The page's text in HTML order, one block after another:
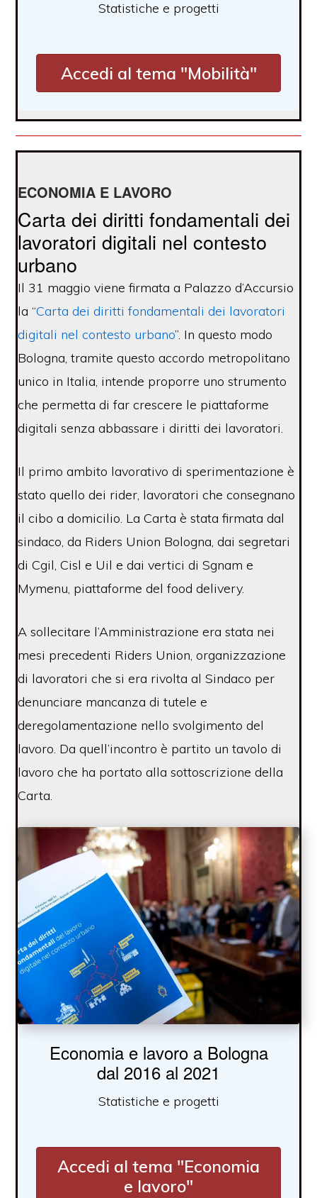
Statistiche e progetti
Accedi al tema "Mobilità"
ECONOMIA E LAVORO
Carta dei diritti fondamentali dei
lavoratori digitali nel contesto
urbano
Il 31 maggio viene firmata a Palazzo d’Accursio
la “Carta dei diritti fondamentali dei lavoratori
digitali nel contesto urbano”. In questo modo
Bologna, tramite questo accordo metropolitano
unico in Italia, intende proporre uno strumento
che permetta di far crescere le piattaforme
digitali senza abbassare i diritti dei lavoratori.
Il primo ambito lavorativo di sperimentazione è
stato quello dei rider, lavoratori che consegnano
il cibo a domicilio. La Carta è stata firmata dal
sindaco, da Riders Union Bologna, dai segretari
di Cgil, Cisl e Uil e dai vertici di Sgnam e
Mymenu, piattaforme del food delivery.
A sollecitare l’Amministrazione era stata nei
mesi precedenti Riders Union, organizzazione
di lavoratori che si era rivolta al Sindaco per
denunciare mancanza di tutele e
deregolamentazione nello svolgimento del
lavoro. Da quell’incontro è partito un tavolo di
lavoro che ha portato alla sottoscrizione della
Carta.
Economia e lavoro a Bologna
dal 2016 al 2021
Statistiche e progetti
Accedi al tema "Economia
e lavoro"